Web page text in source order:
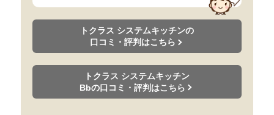
トクラス システムキッチンの
口コミ・評判はこちら
トクラス システムキッチン
Bbの口コミ・評判はこちら